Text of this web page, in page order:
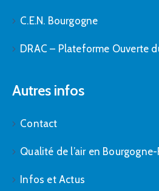
C.E.N. Bourgogne
DRAC – Plateforme Ouverte
Autres infos
Contact
Qualité de l’air en
Infos et Actus